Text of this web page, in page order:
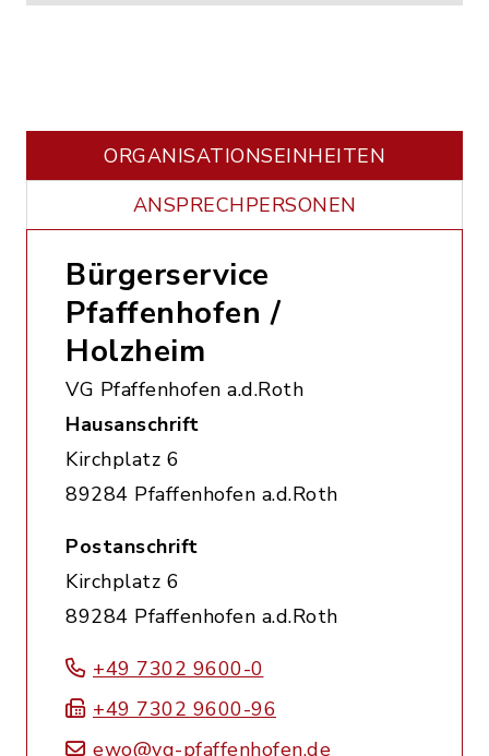
ORGANISATIONS­EINHEITEN
ANSPRECHPERSONEN
Bürgerservice
Pfaffenhofen /
Holzheim
VG Pfaffenhofen a.d.Roth
Hausanschrift
Kirchplatz 6
89284 Pfaffenhofen a.d.Roth
Postanschrift
Kirchplatz 6
89284 Pfaffenhofen a.d.Roth
+49 7302 9600-0
+49 7302 9600-96
ewo@vg-pfaffenhofen.de